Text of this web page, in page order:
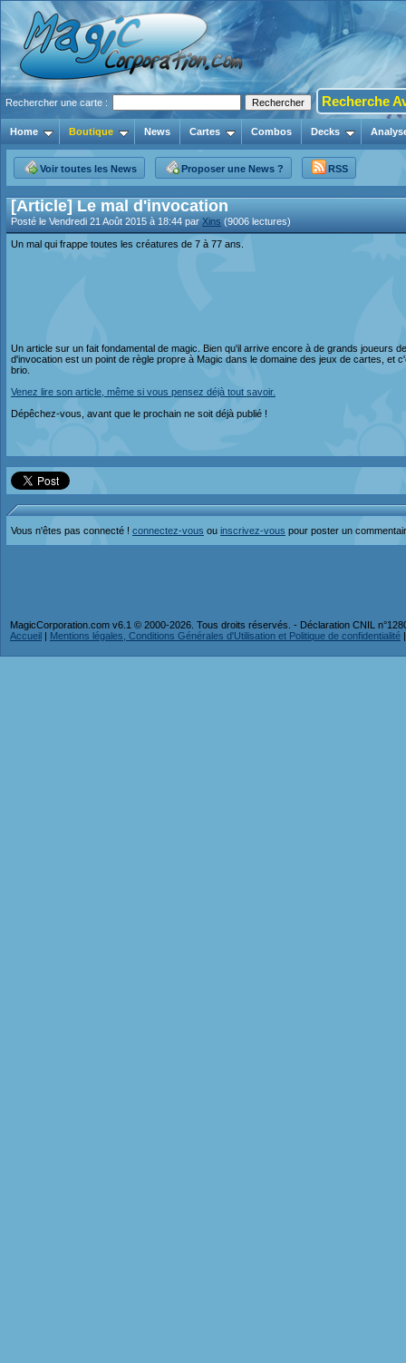
Rechercher une carte : Recherche
Home Boutique News Cartes Combos Decks
Voir toutes les News Proposer une News ? RSS
[Article] Le mal d'invocation
Posté le Vendredi 21 Août 2015 à 18:44 par Xins (9006 lectures)
Un mal qui frappe toutes les créatures de 7 à 77 ans.
Un article sur un fait fondamental de magic. Bien qu'il arrive encore à de grands joueurs
d'invocation est un point de règle propre à Magic dans le domaine des jeux de cartes, et
brio.
Venez lire son article, même si vous pensez déjà tout savoir.
Dépêchez-vous, avant que le prochain ne soit déjà publié !
Vous n'êtes pas connecté ! connectez-vous ou inscrivez-vous pour poster un
MagicCorporation.com v6.1 © 2000-2026. Tous droits réservés. - Déclaration CNIL
Accueil | Mentions légales, Conditions Générales d'Utilisation et Politique de confidentialité